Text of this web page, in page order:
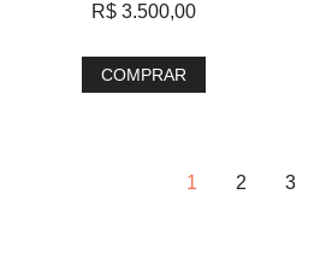
R$ 3.500,00
COMPRAR
1 2 3